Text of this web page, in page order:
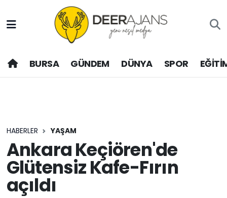
BURSA GÜNDEM DÜNYA SPOR
HABERLER YAŞAM
Ankara Keçiören'de
Glütensiz Kafe-Fırın
açıldı
Hava Durumu
Trafik Durumu
Son Dakika Haberleri
Haber Arşivi